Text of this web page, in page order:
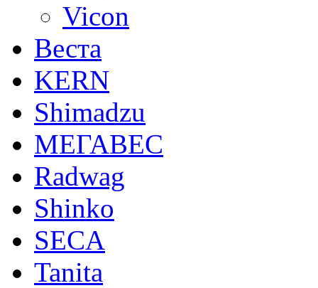
Vicon
Веста
KERN
Shimadzu
МЕГАВЕС
Radwag
Shinko
SECA
Tanita